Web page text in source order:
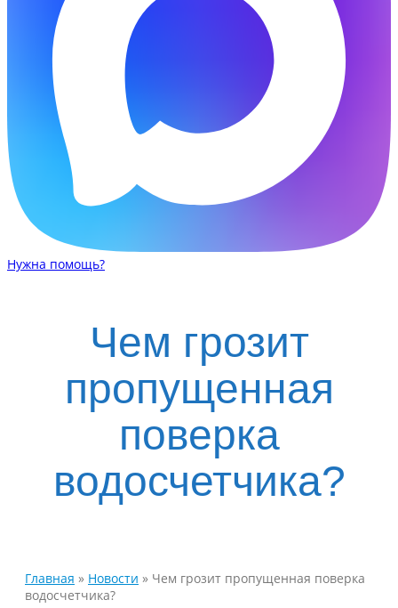
Нужна помощь?
Чем грозит
пропущенная
поверка
водосчетчика?
Главная » Новости » Чем грозит пропущенная поверка
водосчетчика?